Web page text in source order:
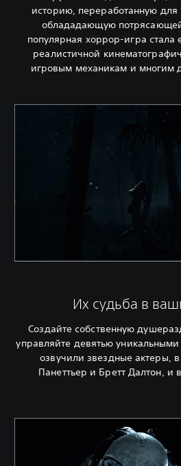
историю, переработанную для
облададающую
популярная хоррор-игра стала
реалистичной
игровым механикам и многим
Их судьба в
Создайте собственную
управляйте девятью
озвучили звездные актеры,
Панеттьер и Бретт Далтон, и